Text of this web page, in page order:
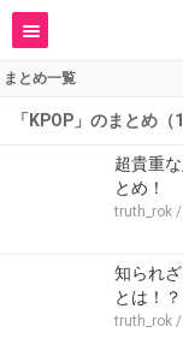
まとめ一覧
「KPOP」のまとめ（
超貴重
とめ！
truth_rok /
知られ
とは！？
truth_rok /